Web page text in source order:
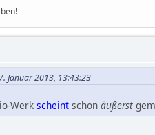
Januar 2013, 13:43:23
Werk scheint schon äußerst